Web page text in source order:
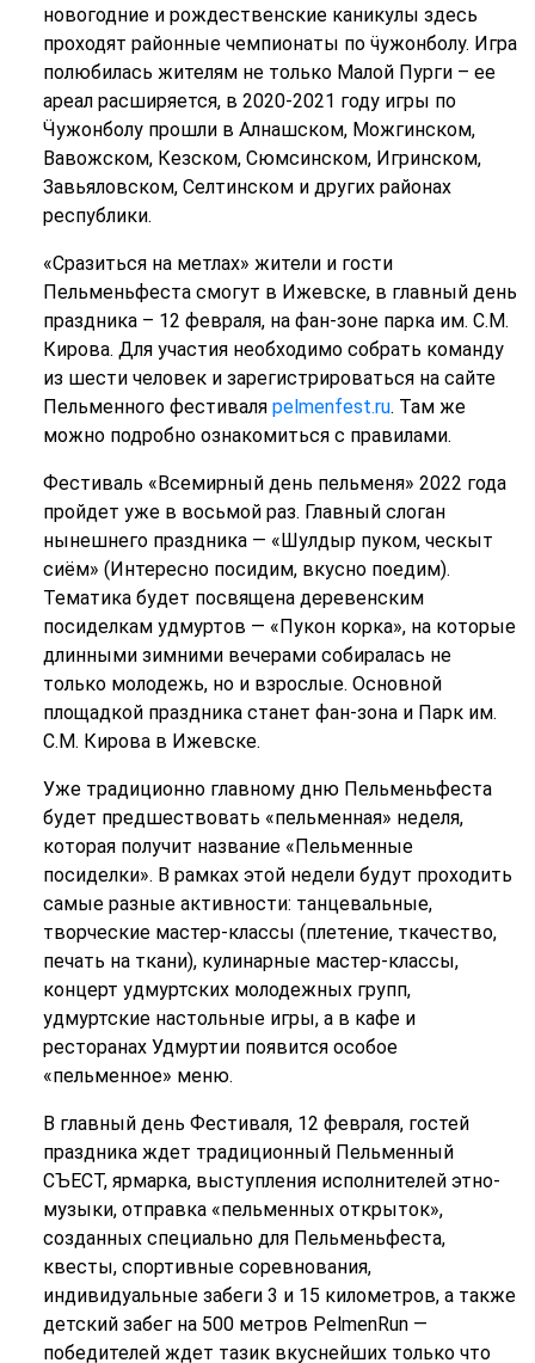
новогодние и рождественские каникулы здесь
проходят районные чемпионаты по ӵужонболу. Игра
полюбилась жителям не только Малой Пурги – ее
ареал расширяется, в 2020-2021 году игры по
Ӵужонболу прошли в Алнашском, Можгинском,
Вавожском, Кезском, Сюмсинском, Игринском,
Завьяловском, Селтинском и других районах
республики.
«Сразиться на метлах» жители и гости
Пельменьфеста смогут в Ижевске, в главный день
праздника – 12 февраля, на фан-зоне парка им. С.М.
Кирова. Для участия необходимо собрать команду
из шести человек и зарегистрироваться на сайте
Пельменного фестиваля pelmenfest.ru. Там же
можно подробно ознакомиться с правилами.
Фестиваль «Всемирный день пельменя» 2022 года
пройдет уже в восьмой раз. Главный слоган
нынешнего праздника ― «Шулдыр пуком, ческыт
сиём» (Интересно посидим, вкусно поедим).
Тематика будет посвящена деревенским
посиделкам удмуртов ― «Пукон корка», на которые
длинными зимними вечерами собиралась не
только молодежь, но и взрослые. Основной
площадкой праздника станет фан-зона и Парк им.
С.М. Кирова в Ижевске.
Уже традиционно главному дню Пельменьфеста
будет предшествовать «пельменная» неделя,
которая получит название «Пельменные
посиделки». В рамках этой недели будут проходить
самые разные активности: танцевальные,
творческие мастер-классы (плетение, ткачество,
печать на ткани), кулинарные мастер-классы,
концерт удмуртских молодежных групп,
удмуртские настольные игры, а в кафе и
ресторанах Удмуртии появится особое
«пельменное» меню.
В главный день Фестиваля, 12 февраля, гостей
праздника ждет традиционный Пельменный
СЪЕСТ, ярмарка, выступления исполнителей этно-
музыки, отправка «пельменных открыток»,
созданных специально для Пельменьфеста,
квесты, спортивные соревнования,
индивидуальные забеги 3 и 15 километров, а также
детский забег на 500 метров PelmenRun ―
победителей ждет тазик вкуснейших только что